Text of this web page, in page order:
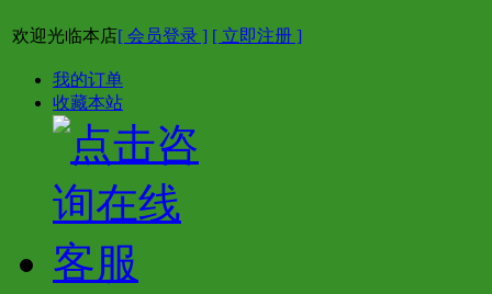
欢迎光临本店[ 会员登录 ] [ 立即注册 ]
我的订单
收藏本站